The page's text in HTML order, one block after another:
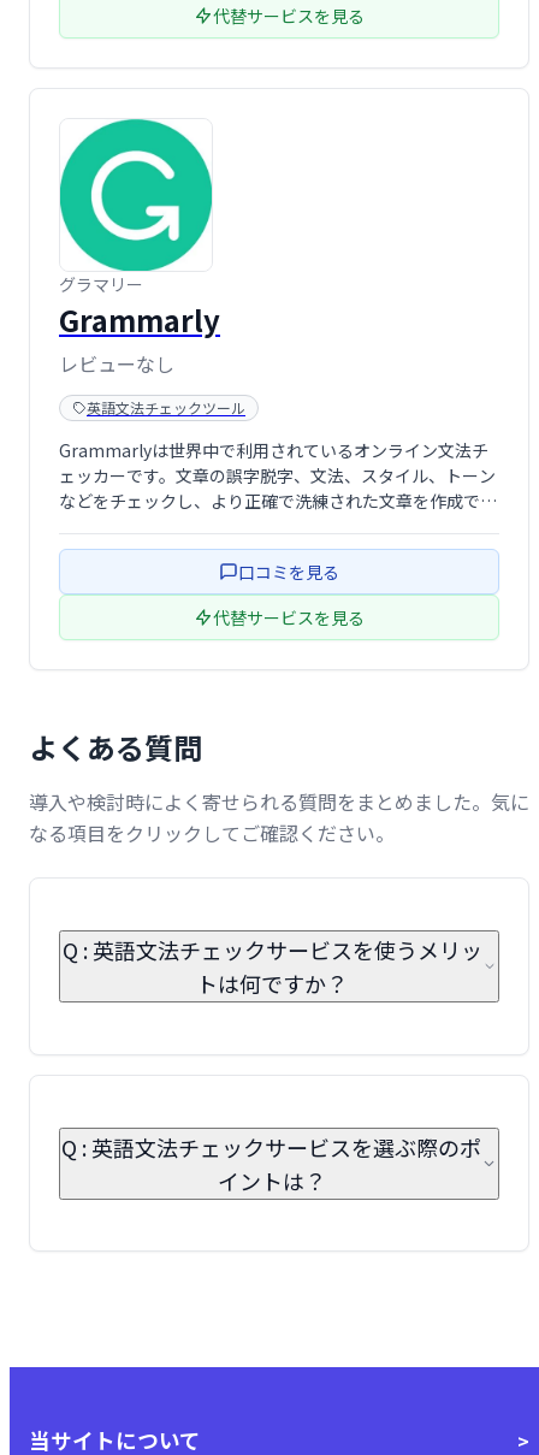
代替サービスを見る
グラマリー
Grammarly
レビューなし
英語文法チェックツール
Grammarlyは世界中で利用されているオンライン文法チ
ェッカーです。文章の誤字脱字、文法、スタイル、トーン
などをチェックし、より正確で洗練された文章を作成でき
や、より高度な機能が必要な場合は有料プランをご検討く
口コミを見る
代替サービスを見る
よくある質問
導入や検討時によく寄せられる質問をまとめました。気に
なる項目をクリックしてご確認ください。
Q : 英語文法チェックサービスを使うメリッ
トは何ですか？
Q : 英語文法チェックサービスを選ぶ際のポ
イントは？
当サイトについて